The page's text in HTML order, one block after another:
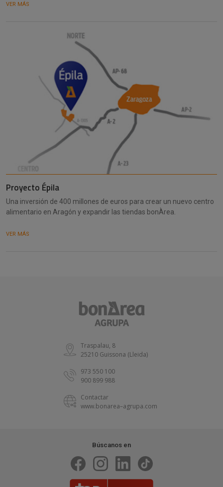
VER MÁS
Proyecto Épila
Una inversión de 400 millones de euros para crear un nuevo centro
alimentario en Aragón y expandir las tiendas bonÀrea.
VER MÁS
Traspalau, 8
25210 Guissona (Lleida)
973 550 100
900 899 988
Contactar
www.bonarea–agrupa.com
Búscanos en